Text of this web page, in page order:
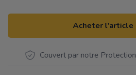
Acheter l'article
Couvert par notre